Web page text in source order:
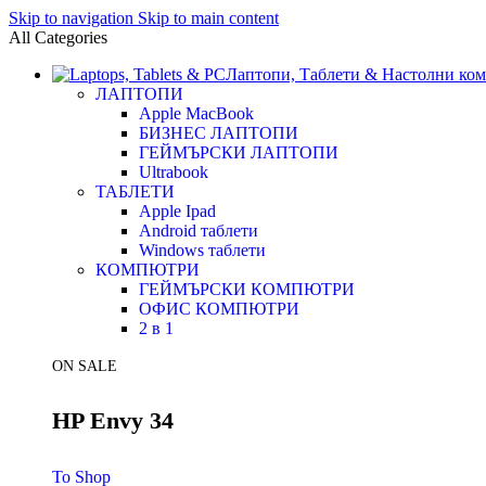
Skip to navigation Skip to main content
All Categories
Лаптопи, Таблети & Настолни
ЛАПТОПИ
Apple MacBook
БИЗНЕС ЛАПТОПИ
ГЕЙМЪРСКИ ЛАПТОПИ
Ultrabook
ТАБЛЕТИ
Apple Ipad
Android таблети
Windows таблети
КОМПЮТРИ
ГЕЙМЪРСКИ КОМПЮТРИ
ОФИС КОМПЮТРИ
2 в 1
ON SALE
HP Envy 34
To Shop